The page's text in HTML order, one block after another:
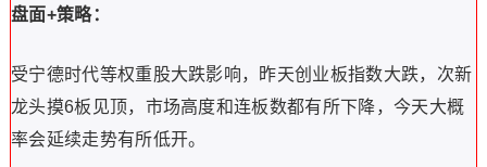
盘面+策略：
受宁德时代等权重股大跌影响，昨天创业板指数大跌，次新
龙头摸6板见顶，市场高度和连板数都有所下降，今天大概
率会延续走势有所低开。